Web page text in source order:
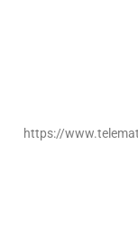
https://